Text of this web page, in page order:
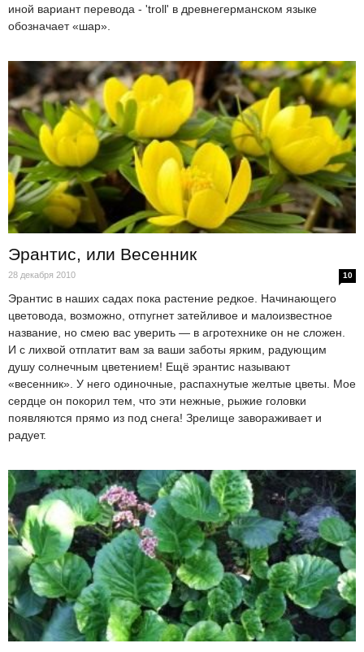
иной вариант перевода - 'troll' в древнегерманском языке
обозначает «шар».
Эрантис, или Весенник
28 декабря 2010 10
Эрантис в наших садах пока растение редкое. Начинающего
цветовода, возможно, отпугнет затейливое и малоизвестное
название, но смею вас уверить — в агротехнике он не сложен.
И с лихвой отплатит вам за ваши заботы ярким, радующим
душу солнечным цветением! Ещё эрантис называют
«весенник». У него одиночные, распахнутые желтые цветы. Мое
сердце он покорил тем, что эти нежные, рыжие головки
появляются прямо из под снега! Зрелище завораживает и
радует.